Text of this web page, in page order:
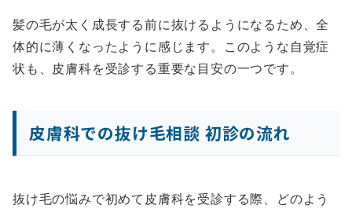
髪の毛が太く成長する前に抜けるようになるため、全
体的に薄くなったように感じます。このような自覚症
状も、皮膚科を受診する重要な目安の一つです。
皮膚科での抜け毛相談 初診の流れ
抜け毛の悩みで初めて皮膚科を受診する際、どのよう